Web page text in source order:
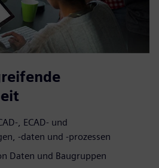
, ECAD- und
-daten und -prozessen
Daten und Baugruppen